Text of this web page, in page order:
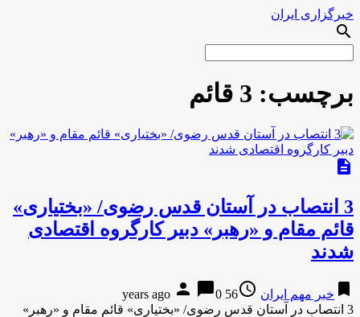
خبرگزاری ایران
search
برچسب: 3 قائم
description
3 انتصاب در آستان قدس رضوی/ «بختیاری»
قائم مقام و «رهبر» دبیر کارگروه اقتصادی
شدند
bookmark خبر مهم ایران access_time
56 years ago
person chat_bubble0
3 انتصاب در آستان قدس رضوی/ «بختیاری» قائم مقام و «رهبر»